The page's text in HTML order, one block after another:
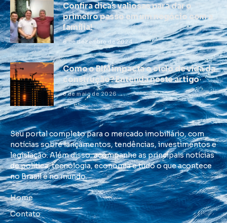
Confira dicas valiosas para dar o
primeiro passo em um negócio com a
família!
6 de dezembro de 2024
Como o BIM impacta o ciclo de vida da
construção? Entenda neste artigo
8 de maio de 2026
Seu portal completo para o mercado imobiliário, com
notícias sobre lançamentos, tendências, investimentos e
legislação. Além disso, acompanhe as principais notícias
de política, tecnologia, economia e tudo o que acontece
no Brasil e no mundo.
Home
Contato